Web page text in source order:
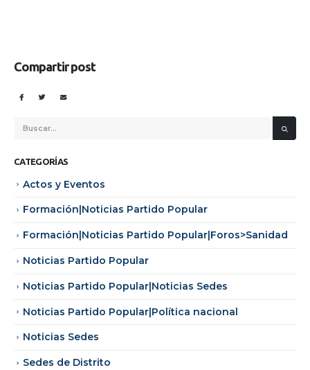
Compartir post
CATEGORÍAS
Actos y Eventos
Formación|Noticias Partido Popular
Formación|Noticias Partido Popular|Foros>Sanidad
Noticias Partido Popular
Noticias Partido Popular|Noticias Sedes
Noticias Partido Popular|Política nacional
Noticias Sedes
Sedes de Distrito